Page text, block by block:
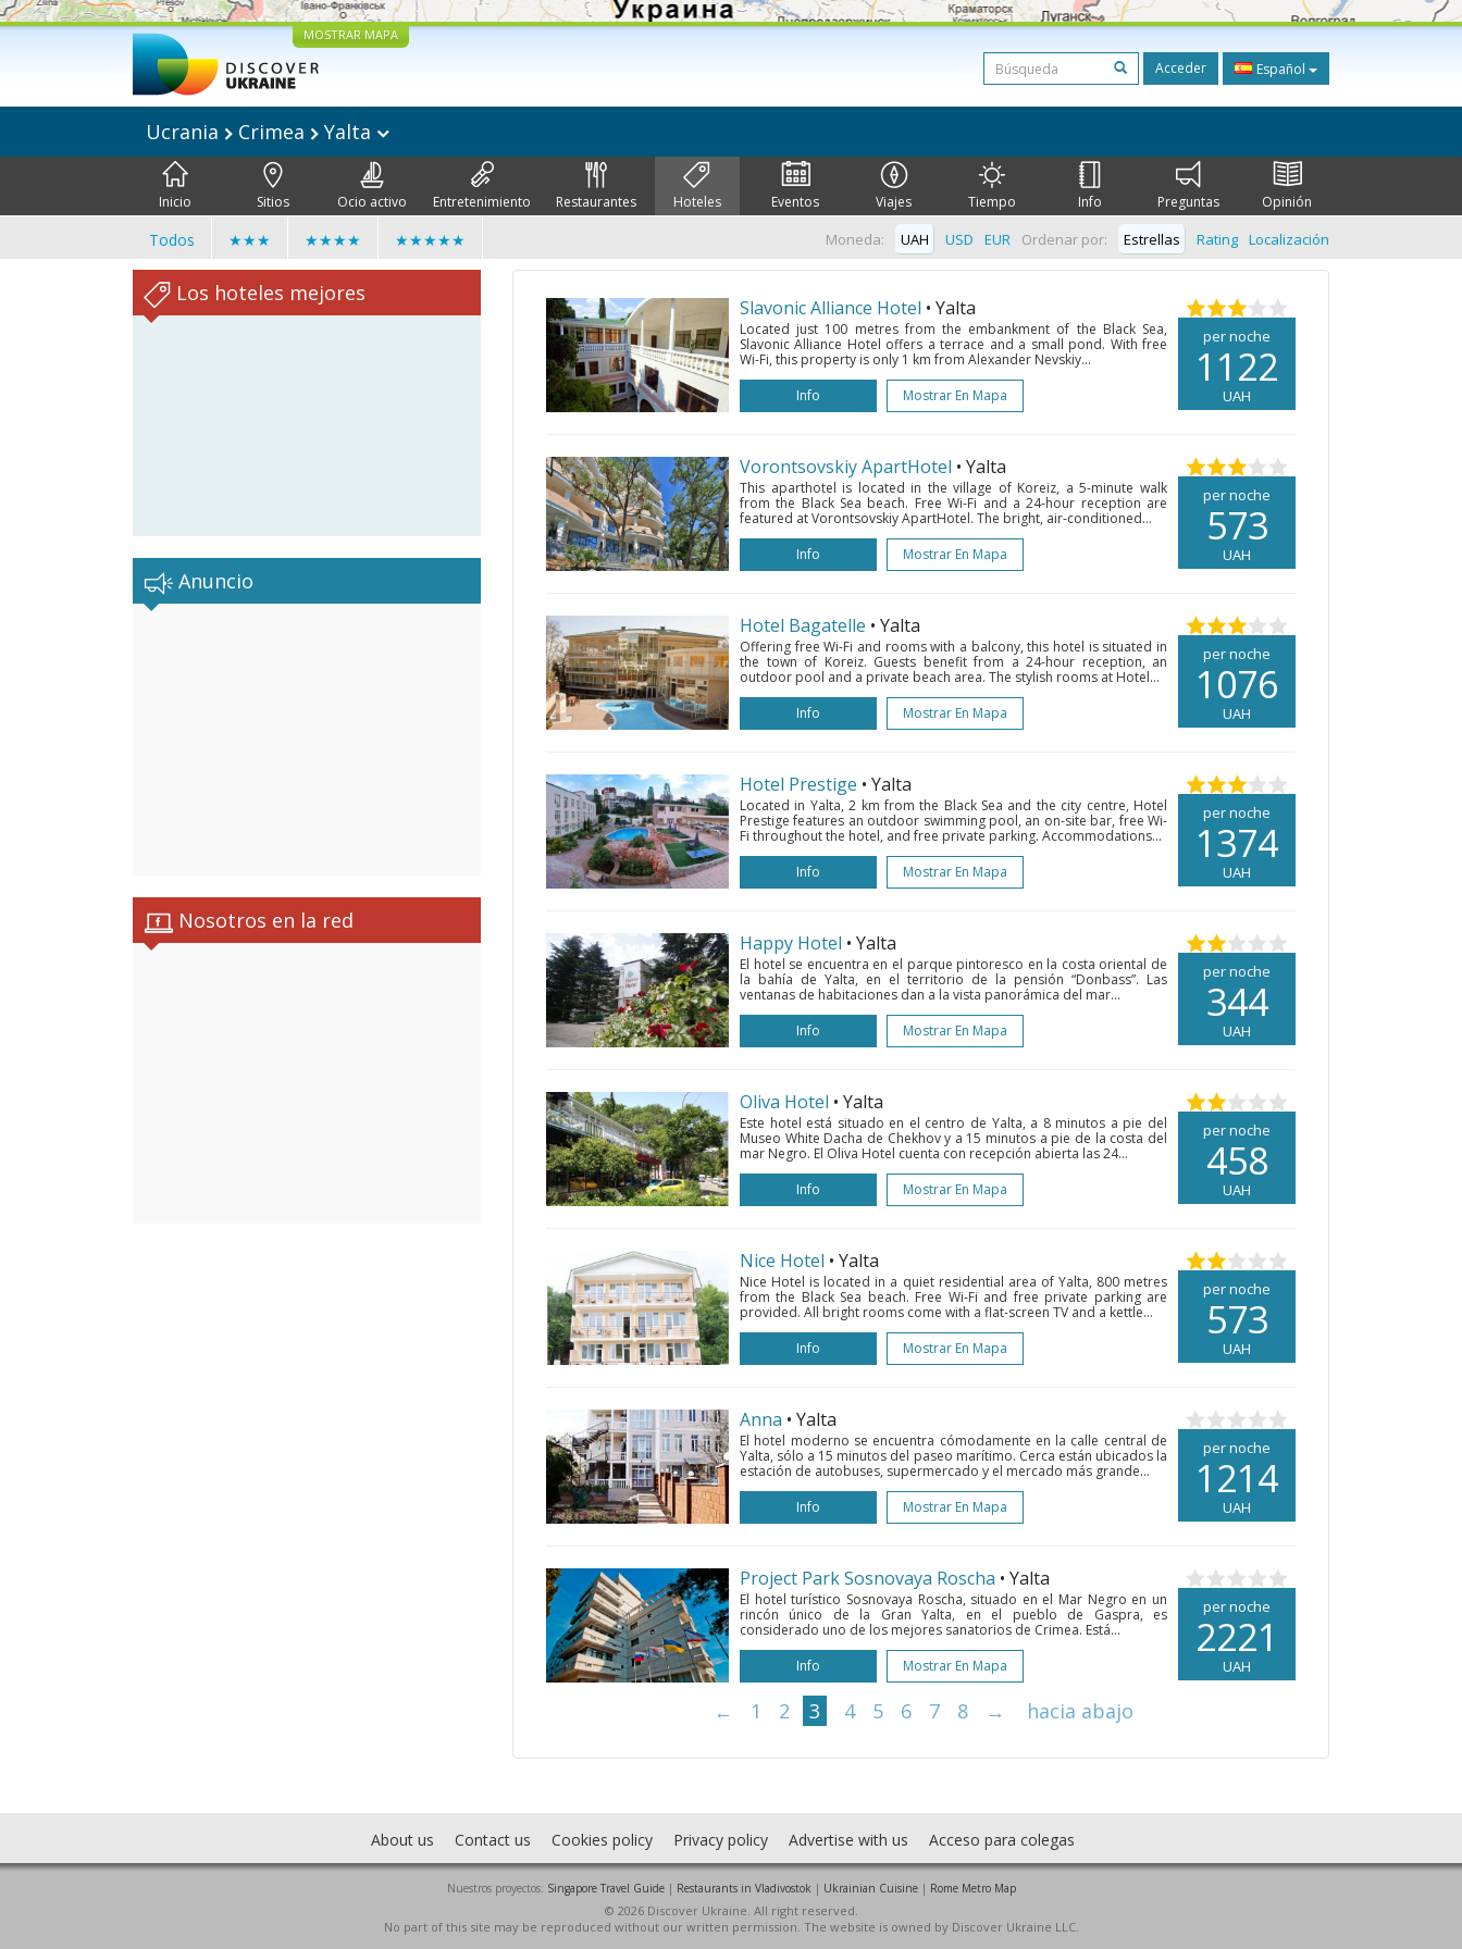
MOSTRAR MAPA
Acceder Español
Ucrania Crimea Yalta
Inicio Sitios Ocio activo Entretenimiento Restaurantes Hoteles Eventos Viajes Tiempo Info Preguntas Opinión
Todos ★★★ ★★★★ ★★★★★ Ordenar por: Estrellas Rating Localización
Moneda: UAH USD EUR
Los hoteles mejores
Anuncio
Nosotros en la red
per noche
1122
UAH
Slavonic Alliance Hotel • Yalta
Located just 100 metres from the embankment of the Black Sea,
Slavonic Alliance Hotel offers a terrace and a small pond. With free
Wi-Fi, this property is only 1 km from Alexander Nevskiy...
Info
Mostrar En Mapa
per noche
573
UAH
Vorontsovskiy ApartHotel • Yalta
This aparthotel is located in the village of Koreiz, a 5-minute walk
from the Black Sea beach. Free Wi-Fi and a 24-hour reception are
featured at Vorontsovskiy ApartHotel. The bright, air-conditioned...
Info
Mostrar En Mapa
per noche
1076
UAH
Hotel Bagatelle • Yalta
Offering free Wi-Fi and rooms with a balcony, this hotel is situated in
the town of Koreiz. Guests benefit from a 24-hour reception, an
outdoor pool and a private beach area. The stylish rooms at Hotel...
Info
Mostrar En Mapa
per noche
1374
UAH
Hotel Prestige • Yalta
Located in Yalta, 2 km from the Black Sea and the city centre, Hotel
Prestige features an outdoor swimming pool, an on-site bar, free Wi-
Fi throughout the hotel, and free private parking. Accommodations...
Info
Mostrar En Mapa
per noche
344
UAH
Happy Hotel • Yalta
El hotel se encuentra en el parque pintoresco en la costa oriental de
la bahía de Yalta, en el territorio de la pensión “Donbass”. Las
ventanas de habitaciones dan a la vista panorámica del mar...
Info
Mostrar En Mapa
per noche
458
UAH
Oliva Hotel • Yalta
Este hotel está situado en el centro de Yalta, a 8 minutos a pie del
Museo White Dacha de Chekhov y a 15 minutos a pie de la costa del
mar Negro. El Oliva Hotel cuenta con recepción abierta las 24...
Info
Mostrar En Mapa
per noche
573
UAH
Nice Hotel • Yalta
Nice Hotel is located in a quiet residential area of Yalta, 800 metres
from the Black Sea beach. Free Wi-Fi and free private parking are
provided. All bright rooms come with a flat-screen TV and a kettle...
Info
Mostrar En Mapa
per noche
1214
UAH
Anna • Yalta
El hotel moderno se encuentra cómodamente en la calle central de
Yalta, sólo a 15 minutos del paseo marítimo. Cerca están ubicados la
estación de autobuses, supermercado y el mercado más grande...
Info
Mostrar En Mapa
per noche
2221
UAH
Project Park Sosnovaya Roscha • Yalta
El hotel turístico Sosnovaya Roscha, situado en el Mar Negro en un
rincón único de la Gran Yalta, en el pueblo de Gaspra, es
considerado uno de los mejores sanatorios de Crimea. Está...
Info
Mostrar En Mapa
← 1 2 3 4 5 6 7 8 → hacia abajo
About us Contact us Cookies policy Privacy policy Advertise with us Acceso para colegas
Nuestros proyectos: Singapore Travel Guide| Restaurants in Vladivostok | Ukrainian Cuisine| Rome Metro Map
© 2026 Discover Ukraine. All right reserved.
No part of this site may be reproduced without our written permission. The website is owned by Discover Ukraine LLC.